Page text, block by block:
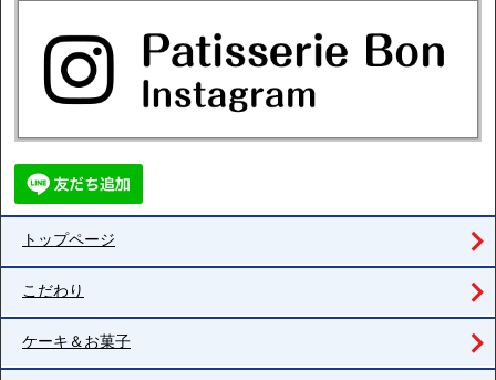
トップページ
こだわり
ケーキ＆お菓子